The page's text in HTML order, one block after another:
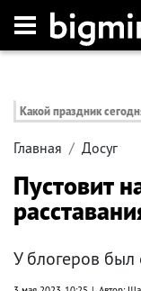
Какой праздник
Главная Досуг
Пустовит
У блогеров